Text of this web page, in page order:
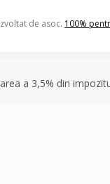
de asoc. 100%
a 3,5% din